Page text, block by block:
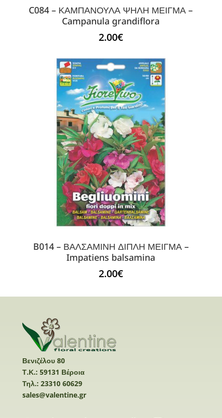
C084 – ΚΑΜΠΑΝΟΥΛΑ ΨΗΛΗ ΜΕΙΓΜΑ –
Campanula grandiflora
2.00€
B014 – ΒΑΛΣΑΜΙΝΗ ΔΙΠΛΗ ΜΕΙΓΜΑ –
Impatiens balsamina
2.00€
Βενιζέλου 80
Τ.Κ.: 59131 Βέροια
Τηλ.: 23310 60629
sales@valentine.gr